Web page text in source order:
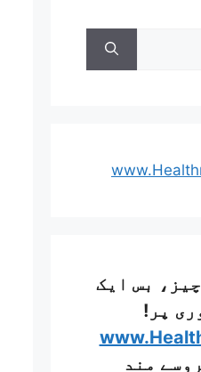
بس ایک
پر!
مند